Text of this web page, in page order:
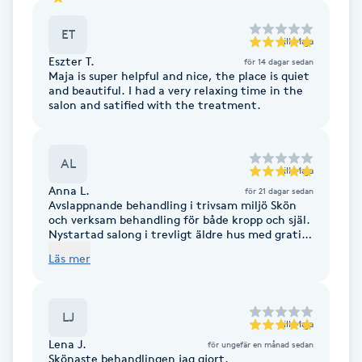
Face framing
Faceliftmassage
Fettreducering
Fibromassage
ET till Maja
Eszter T. för 14 dagar sedan
Maja is super helpful and nice, the place is quiet
and beautiful. I had a very relaxing time in the
salon and satified with the treatment.
AL till Maja
Anna L. för 21 dagar sedan
Avslappnande behandling i trivsam miljö Skön
och verksam behandling för både kropp och själ.
Nystartad salong i trevligt äldre hus med gratis
med harmoniska och vilsamma färger, lummigt
behaglig och uppmärksam. Hon känns både
genuin och go. Jag kände mig välkommen och
behandlingen. Rekommenderas varmt
Läs mer
LJ till Maja
Lena J. för ungefär en månad sedan
Skönaste behandlingen jag gjort.